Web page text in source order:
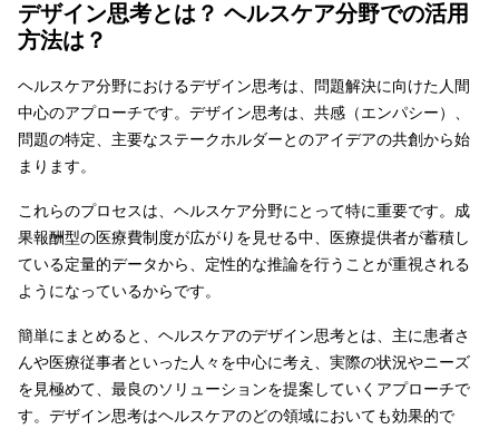
デザイン思考とは？ ヘルスケア分野での活用
方法は？
ヘルスケア分野におけるデザイン思考は、問題解決に向けた人間
中心のアプローチです。デザイン思考は、共感（エンパシー）、
問題の特定、主要なステークホルダーとのアイデアの共創から始
まります。
これらのプロセスは、ヘルスケア分野にとって特に重要です。成
果報酬型の医療費制度が広がりを見せる中、医療提供者が蓄積し
ている定量的データから、定性的な推論を行うことが重視される
ようになっているからです。
簡単にまとめると、ヘルスケアのデザイン思考とは、主に患者さ
んや医療従事者といった人々を中心に考え、実際の状況やニーズ
を見極めて、最良のソリューションを提案していくアプローチで
す。デザイン思考はヘルスケアのどの領域においても効果的で